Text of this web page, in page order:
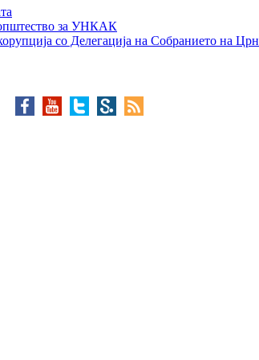
општество за УНКАК
со Делегација на Собранието на